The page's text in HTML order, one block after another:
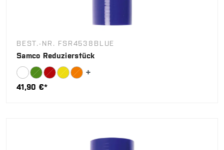
BEST.-NR. FSR4538BLUE
Samco Reduzierstück
41,90 €*